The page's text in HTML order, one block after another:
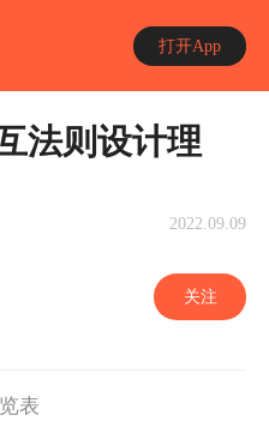
打开App
法则设计理
2022.09.09
关注
表